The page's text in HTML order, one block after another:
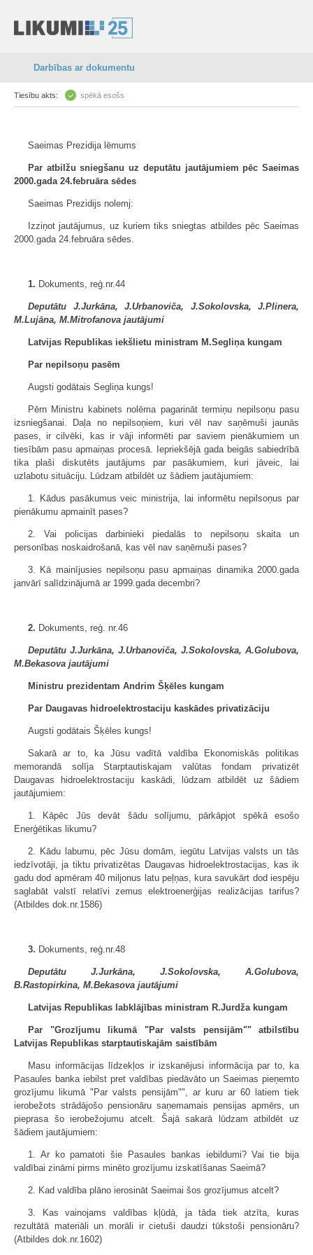
Darbības ar dokumentu
Tiesību akts: spēkā esošs
Saeimas Prezidija lēmums
Par atbilžu sniegšanu uz deputātu jautājumiem pēc Saeimas
2000.gada 24.februāra sēdes
Saeimas Prezidijs nolemj:
Izziņot jautājumus, uz kuriem tiks sniegtas atbildes pēc Saeimas
2000.gada 24.februāra sēdes.
1. Dokuments, reģ.nr.44
Deputātu J.Jurkāna, J.Urbanoviča, J.Sokolovska, J.Plinera,
M.Lujāna, M.Mitrofanova jautājumi
Latvijas Republikas iekšlietu ministram M.Segliņa kungam
Par nepilsoņu pasēm
Augsti godātais Segliņa kungs!
Pērn Ministru kabinets nolēma pagarināt termiņu nepilsoņu pasu
izsniegšanai. Daļa no nepilsoņiem, kuri vēl nav saņēmuši jaunās
pases, ir cilvēki, kas ir vāji informēti par saviem pienākumiem un
tiesībām pasu apmaiņas procesā. Iepriekšējā gada beigās sabiedrībā
tika plaši diskutēts jautājums par pasākumiem, kuri jāveic, lai
uzlabotu situāciju. Lūdzam atbildēt uz šādiem jautājumiem:
1. Kādus pasākumus veic ministrija, lai informētu nepilsoņus par
pienākumu apmainīt pases?
2. Vai policijas darbinieki piedalās to nepilsoņu skaita un
personības noskaidrošanā, kas vēl nav saņēmuši pases?
3. Kā mainījusies nepilsoņu pasu apmaiņas dinamika 2000.gada
janvārī salīdzinājumā ar 1999.gada decembri?
2. Dokuments, reģ. nr.46
Deputātu J.Jurkāna, J.Urbanoviča, J.Sokolovska, A.Golubova,
M.Bekasova jautājumi
Ministru prezidentam Andrim Šķēles kungam
Par Daugavas hidroelektrostaciju kaskādes privatizāciju
Augsti godātais Šķēles kungs!
Sakarā ar to, ka Jūsu vadītā valdība Ekonomiskās politikas
memorandā solīja Starptautiskajam valūtas fondam privatizēt
Daugavas hidroelektrostaciju kaskādi, lūdzam atbildēt uz šādiem
jautājumiem:
1. Kāpēc Jūs devāt šādu solījumu, pārkāpjot spēkā esošo
Enerģētikas likumu?
2. Kādu labumu, pēc Jūsu domām, iegūtu Latvijas valsts un tās
iedzīvotāji, ja tiktu privatizētas Daugavas hidroelektrostacijas, kas ik
gadu dod apmēram 40 miljonus latu peļņas, kura savukārt dod iespēju
saglabāt valstī relatīvi zemus elektroenerģijas realizācijas tarifus?
(Atbildes dok.nr.1586)
3. Dokuments, reģ.nr.48
Deputātu J.Jurkāna, J.Sokolovska, A.Golubova,
B.Rastopirkina, M.Bekasova jautājumi
Latvijas Republikas labklājības ministram R.Jurdža kungam
Par "Grozījumu likumā "Par valsts pensijām"" atbilstību
Latvijas Republikas starptautiskajām saistībām
Masu informācijas līdzekļos ir izskanējusi informācija par to, ka
Pasaules banka iebilst pret valdības piedāvāto un Saeimas pieņemto
grozījumu likumā "Par valsts pensijām"", ar kuru ar 60 latiem tiek
ierobežots strādājošo pensionāru saņemamais pensijas apmērs, un
pieprasa šo ierobežojumu atcelt. Šajā sakarā lūdzam atbildēt uz
šādiem jautājumiem:
1. Ar ko pamatoti šie Pasaules bankas iebildumi? Vai tie bija
valdībai zināmi pirms minēto grozījumu izskatīšanas Saeimā?
2. Kad valdība plāno ierosināt Saeimai šos grozījumus atcelt?
3. Kas vainojams valdības kļūdā, ja tāda tiek atzīta, kuras
rezultātā materiāli un morāli ir cietuši daudzi tūkstoši pensionāru?
(Atbildes dok.nr.1602)